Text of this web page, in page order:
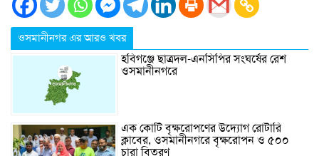
ওসমানীনগর এর আরও খবর
হবিগঞ্জে ছাত্রদল-এনসিপির সংঘর্ষের রেশ
ওসমানীনগরে
এক কোটি বৃক্ষরোপণের উদ্যোগ রোটারি
ক্লাবের, ওসমানীনগরে বৃক্ষরোপন ও ৫০০
চারা বিতরণ